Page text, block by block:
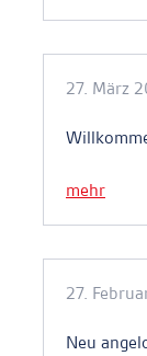
27. März
mehr
27.
Neu